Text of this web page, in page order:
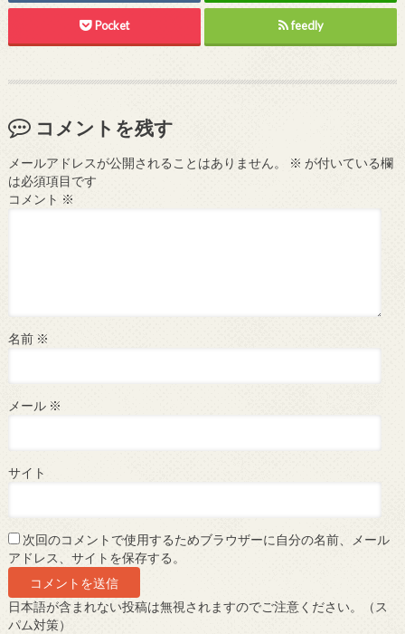
Pocket feedly
コメントを残す
メールアドレスが公開されることはありません。 ※ が付いている欄
は必須項目です
コメント ※
名前 ※
メール ※
サイト
次回のコメントで使用するためブラウザーに自分の名前、メール
アドレス、サイトを保存する。
日本語が含まれない投稿は無視されますのでご注意ください。（ス
パム対策）